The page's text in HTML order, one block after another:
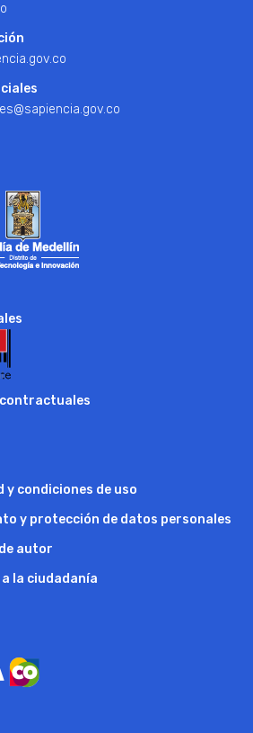
condiciones de uso
y protección de datos personales
autor
la ciudadanía